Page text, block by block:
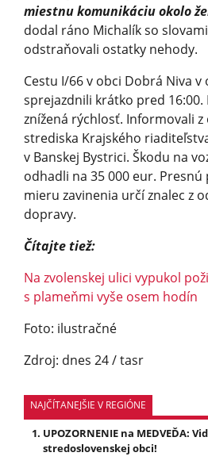
miestnu komunikáciu okolo
dodal ráno Michalík so
odstraňovali ostatky nehody.
Cestu I/66 v obci Dobrá Niva v
sprejazdnili krátko pred 16:00.
znížená rýchlosť. Informovali
strediska Krajského
v Banskej Bystrici. Škodu na
odhadli na 35 000 eur.
mieru zavinenia určí znalec z
dopravy.
Čítajte tiež:
Na zvolenskej ulici vypukol
s plameňmi vyše osem hodín
Foto: ilustračné
Zdroj: dnes 24 / tasr
NAJČÍTANEJŠIE V REGIÓNE
UPOZORNENIE na MEDVEĎA:
stredoslovenskej obci!